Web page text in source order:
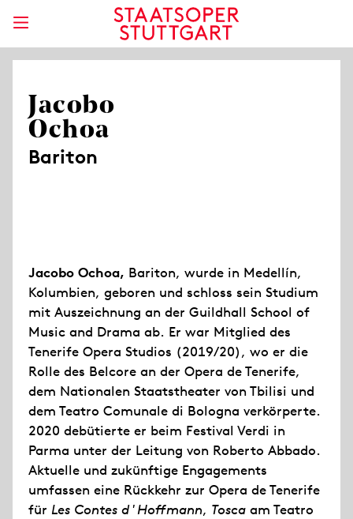
Jacobo
Ochoa
Bariton
Jacobo Ochoa, Bariton, wurde in Medellín,
Kolumbien, geboren und schloss sein Studium
mit Auszeichnung an der Guildhall School of
Music and Drama ab. Er war Mitglied des
Tenerife Opera Studios (2019/20), wo er die
Rolle des Belcore an der Opera de Tenerife,
dem Nationalen Staatstheater von Tbilisi und
dem Teatro Comunale di Bologna verkörperte.
2020 debütierte er beim Festival Verdi in
Parma unter der Leitung von Roberto Abbado.
Aktuelle und zukünftige Engagements
umfassen eine Rückkehr zur Opera de Tenerife
für Les Contes d'Hoffmann, Tosca am Teatro